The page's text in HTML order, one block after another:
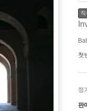
첫
정
판